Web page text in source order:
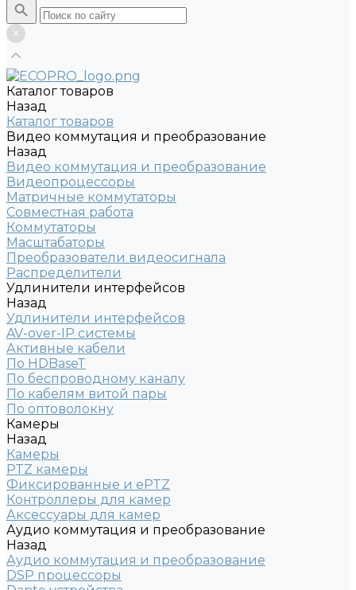
Каталог товаров
Назад
Каталог товаров
Видео коммутация и преобразование
Назад
Видео коммутация и преобразование
Видеопроцессоры
Матричные коммутаторы
Совместная работа
Коммутаторы
Масштабаторы
Преобразователи видеосигнала
Распределители
Удлинители интерфейсов
Назад
Удлинители интерфейсов
AV-over-IP системы
Активные кабели
По HDBaseT
По беспроводному каналу
По кабелям витой пары
По оптоволокну
Камеры
Назад
Камеры
PTZ камеры
Фиксированные и ePTZ
Контроллеры для камер
Аксессуары для камер
Аудио коммутация и преобразование
Назад
Аудио коммутация и преобразование
DSP процессоры